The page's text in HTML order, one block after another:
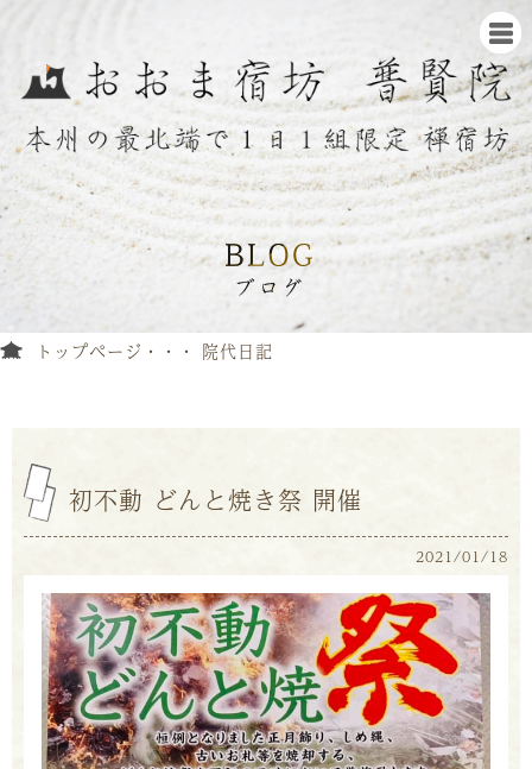
トップページ 院代日記
初不動 どんと焼き祭 開催
2021/01/18